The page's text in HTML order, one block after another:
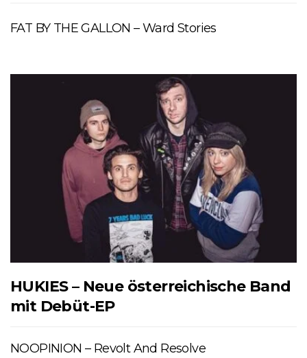
FAT BY THE GALLON – Ward Stories
HUKIES – Neue österreichische Band
mit Debüt-EP
NOOPINION – Revolt And Resolve